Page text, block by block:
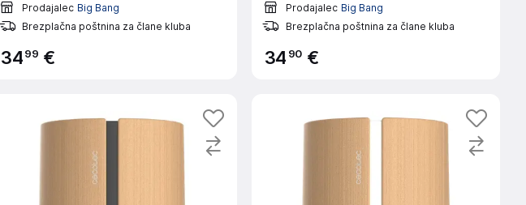
Prodajalec Big Bang
Brezplačna poštnina za člane kluba
3499 €
Prodajalec Big Bang
Brezplačna poštnina za člane kluba
34 90 €